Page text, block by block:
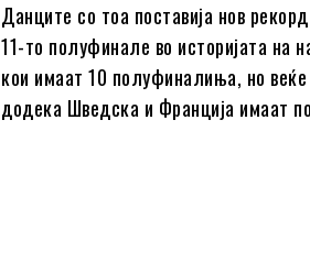
Данците со тоа поставија нов
11-то полуфинале во историјата на
кои имаат 10 полуфиналиња, но
додека Шведска и Франција имаат